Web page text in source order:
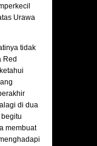
Urawa
tidak
Red
di dua
membuat